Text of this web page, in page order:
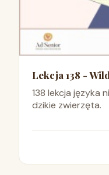
Lekcja 138 -
138 lekcja języka
dzikie zwierzęta.